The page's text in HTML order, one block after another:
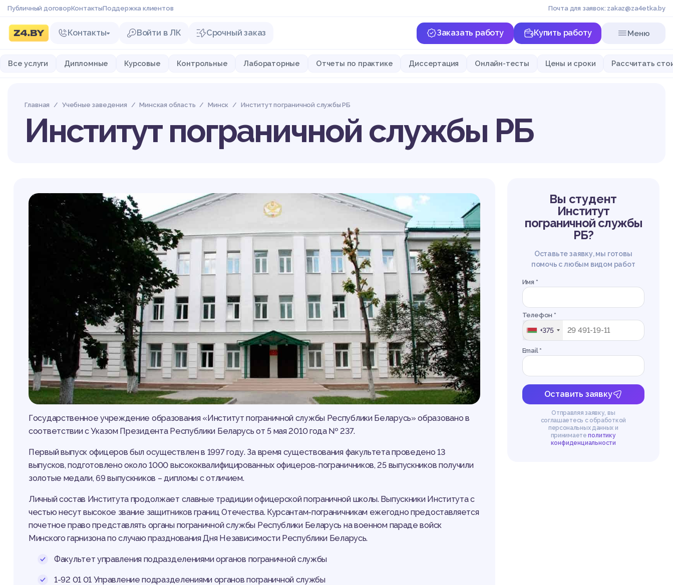
Публичный договорКонтактыПоддержка клиентов Почта для заявок: zakaz@za4etka.by
Контакты Войти в ЛК Срочный заказ Заказать работу Купить работу Меню
Все услуги Дипломные Курсовые Контрольные Лабораторные Отчеты по практике Диссертация Онлайн-тесты Цены и сроки Рассчитать
Главная Учебные заведения Минская область Минск Институт пограничной службы РБ
Институт пограничной службы РБ
Государственное учреждение образования «Институт пограничной службы Республики Беларусь» образовано в
соответствии с Указом Президента Республики Беларусь от 5 мая 2010 года № 237.
Первый выпуск офицеров был осуществлен в 1997 году. За время существования факультета проведено 13
выпусков, подготовлено около 1000 высококвалифицированных офицеров-пограничников, 25 выпускников получили
золотые медали, 69 выпускников – дипломы с отличием.
Личный состав Института продолжает славные традиции офицерской пограничной школы. Выпускники Института с
честью несут высокое звание защитников границ Отечества. Курсантам-пограничникам ежегодно предоставляется
почетное право представлять органы пограничной службы Республики Беларусь на военном параде войск
Минского гарнизона по случаю празднования Дня Независимости Республики Беларусь.
Факультет управления подразделениями органов пограничной службы
1-92 01 01 Управление подразделениями органов пограничной службы
Вы студент
Институт
пограничной службы
РБ?
Оставьте заявку, мы готовы
помочь с любым видом работ
Имя *
Телефон *
+375
Email *
Оставить заявку
Отправляя заявку, вы
соглашаетесь с обработкой
персональных данных и
принимаетеполитику
конфиденциальности